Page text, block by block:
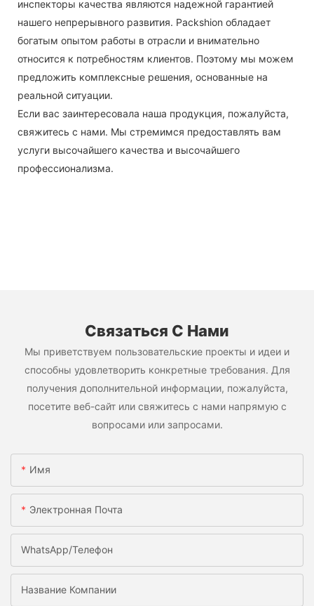
инспекторы качества являются надежной гарантией
нашего непрерывного развития. Packshion обладает
богатым опытом работы в отрасли и внимательно
относится к потребностям клиентов. Поэтому мы можем
предложить комплексные решения, основанные на
реальной ситуации.
Если вас заинтересовала наша продукция, пожалуйста,
свяжитесь с нами. Мы стремимся предоставлять вам
услуги высочайшего качества и высочайшего
профессионализма.
Связаться С Нами
Мы приветствуем пользовательские проекты и идеи и
способны удовлетворить конкретные требования. Для
получения дополнительной информации, пожалуйста,
посетите веб-сайт или свяжитесь с нами напрямую с
вопросами или запросами.
Имя
Электронная Почта
WhatsApp/телефон
Название Компании